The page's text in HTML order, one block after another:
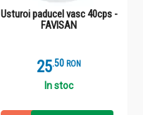
Usturoi paducel vasc 40cps -
FAVISAN
25.5 RON
In stoc